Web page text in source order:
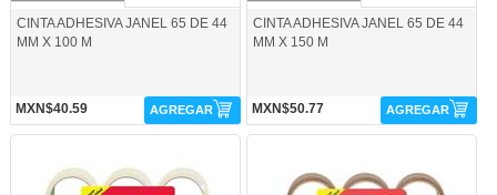
CINTA ADHESIVA JANEL 65 DE 44
MM X 100 M
MXN$40.59 AGREGAR
CINTA ADHESIVA JANEL 65 DE 44
MM X 150 M
MXN$50.77 AGREGAR